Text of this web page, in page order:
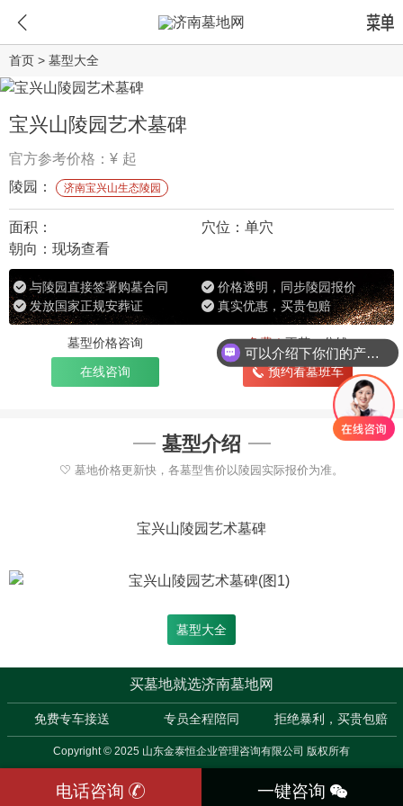
首页 > 墓型大全
宝兴山陵园艺术墓碑
官方参考价格：¥ 起
陵园：
济南宝兴山生态陵园
面积： 穴位： 单穴
朝向： 现场查看
与陵园直接签署购墓合同
价格透明，同步陵园报价
发放国家正规安葬证
真实优惠，买贵包赔
墓型价格咨询
在线咨询
免费！不花一分钱
预约看墓班车
墓型介绍
墓地价格更新快，各墓型售价以陵园实际报价为准。
宝兴山陵园艺术墓碑
墓型大全
买墓地就选济南墓地网
免费专车接送 专员全程陪同 拒绝暴利，买贵包赔
Copyright © 2025 山东金泰恒企业管理咨询有限公司 版权所有
电话咨询 一键咨询
可以介绍下你们的产品么